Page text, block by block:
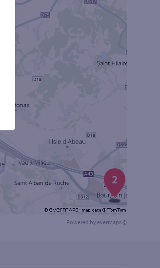
2
Powered by evermaps ©